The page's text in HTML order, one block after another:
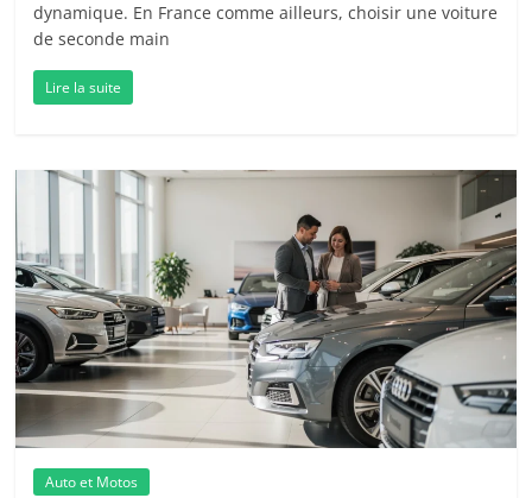
dynamique. En France comme ailleurs, choisir une voiture
de seconde main
Lire la suite
Auto et Motos